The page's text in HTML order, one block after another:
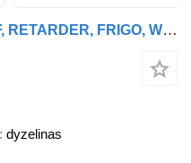
DAF XF 105.460 EURO5, BDF, RETARDER, FRIGO, WHEELBASE 4,80
dyzelinas